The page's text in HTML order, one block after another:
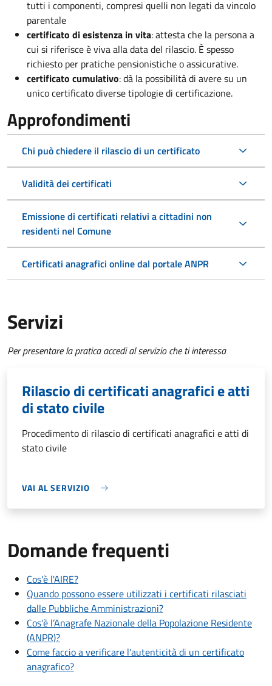
tutti i componenti, compresi quelli non legati da vincolo
parentale
certificato di esistenza in vita: attesta che la persona a
cui si riferisce è viva alla data del rilascio. È spesso
richiesto per pratiche pensionistiche o assicurative.
certificato cumulativo: dà la possibilità di avere su un
unico certificato diverse tipologie di certificazione.
Approfondimenti
Chi può chiedere il rilascio di un certificato
Validità dei certificati
Emissione di certificati relativi a cittadini non
residenti nel Comune
Certificati anagrafici online dal portale ANPR
Servizi
Per presentare la pratica accedi al servizio che ti interessa
Rilascio di certificati anagrafici e atti
di stato civile
Procedimento di rilascio di certificati anagrafici e atti di
stato civile
VAI AL SERVIZIO
Domande frequenti
Cos'è l'AIRE?
Quando possono essere utilizzati i certificati rilasciati
dalle Pubbliche Amministrazioni?
Cos'è l’Anagrafe Nazionale della Popolazione Residente
(ANPR)?
Come faccio a verificare l'autenticità di un certificato
anagrafico?